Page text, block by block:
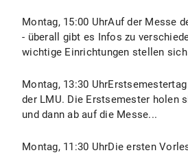
Montag, 15:00 UhrAuf der Messe
- überall gibt es Infos zu
wichtige Einrichtungen stellen sich
Montag, 13:30
der LMU. Die Erstsemester holen
und dann ab auf die Messe...
Montag, 11:30 UhrDie ersten